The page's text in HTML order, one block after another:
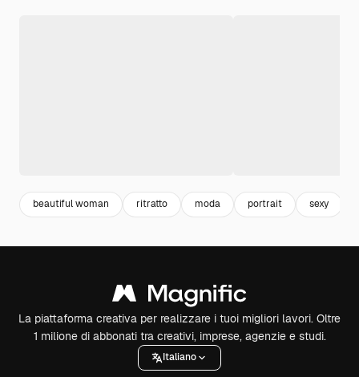
beautiful woman ritratto moda portrait sexy
La piattaforma creativa per realizzare i tuoi migliori lavori. Oltre
1 milione di abbonati tra creativi, imprese, agenzie e studi.
Italiano